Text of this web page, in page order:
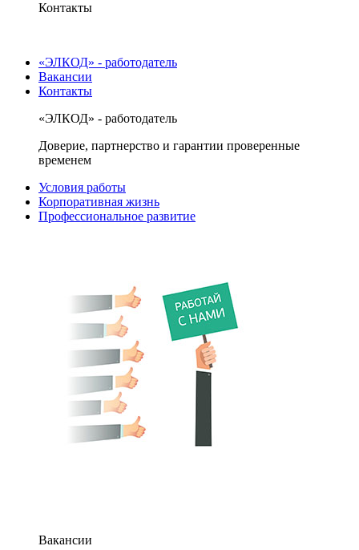
Контакты
«ЭЛКОД» - работодатель
Вакансии
Контакты
«ЭЛКОД» - работодатель
Доверие, партнерство и гарантии проверенные
временем
Условия работы
Корпоративная жизнь
Профессиональное развитие
Вакансии